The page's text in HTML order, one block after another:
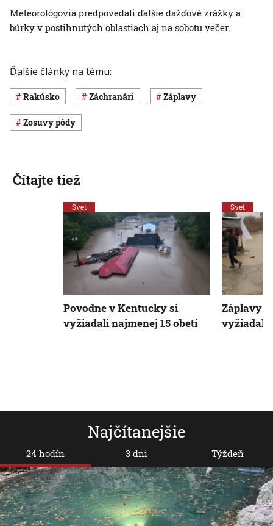
Meteorológovia predpovedali ďalšie dažďové zrážky a
búrky v postihnutých oblastiach aj na sobotu večer.
Ďalšie články na tému:
Rakúsko záchranári záplavy
zosuvy pôdy
Najčítanejšie
24 hodín 3 dni Týždeň
Čítajte tiež
Svet
Povodne v Kentucky si
vyžiadali najmenej 15 obetí
Svet
Záplavy
vyžiadali